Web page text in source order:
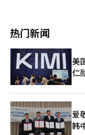
统，发展自己的内容，随时可能
是通过“交叉销售”增
量。 “游客不仅要到演出场所，还要体验当地的美食、街道和独
特故事。”因此，旅游
划。 医疗旅游和MICE也被视为增加地方停留和消费的领域。朴成
赫表示：“过去提到医
经不再是这样。”从重
演，并计划在9月举行针对
疗旅游在内的健康与美
消费达到2.5662万亿韩
的价格无法接受。 宋议
售了客运站。他解释称
韩元。 宋议员强调，这
资产的情况下，通过竞
力。 他认为，担任仁川
要资产。曾经运营地方
行，以及预算和行政组
号来进行的。”必须具
实际危机的经验，才能
代表选举正呈现出郑青
连续三个交易日的干预。 日本财政大臣片山聪在3日正式宣布协作
干预的事实时表示：“
务官员三村纯在同一天
是美日货币联盟的完成
地震后15年来首次，日
来28年来首次。这种措
况。日本财政部的一位
特殊情况进行协作干预也是新的标
是去年9月两国财政部
过度或无序波动，将不
的。贝森特部长在一个
出以日本持有的美国国
热门新闻
美
仁
爱
韩